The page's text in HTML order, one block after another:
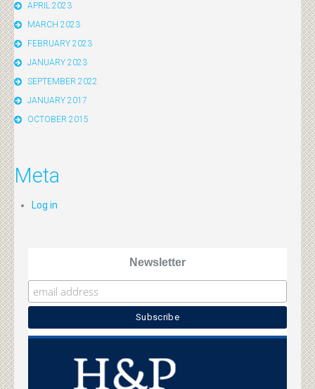
APRIL 2023
MARCH 2023
FEBRUARY 2023
JANUARY 2023
SEPTEMBER 2022
JANUARY 2017
OCTOBER 2015
Meta
Log in
Newsletter